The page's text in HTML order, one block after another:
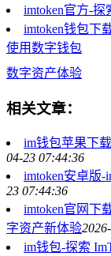
imtoken官方-
imtoken钱包下
使用数字钱包
数字资产体验
相关文章：
im钱包苹果下
04-23 07:44:36
imtoken安卓版-
23 07:44:36
imtoken官网下
字资产新体验
im钱包-探索